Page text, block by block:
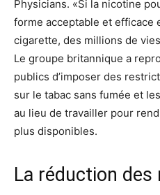
Physicians. «Si la nicotine
forme acceptable et efficace
cigarette, des millions de
Le groupe britannique a
publics d’imposer des
sur le tabac sans fumée et
au lieu de travailler pour
plus disponibles.
La réduction des